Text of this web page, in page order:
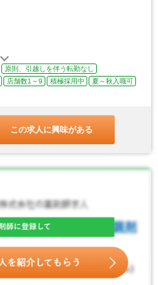
原則、引越しを伴う転勤なし
店舗数1～9 積極採用中
夏～秋入職可
この求人に興味がある